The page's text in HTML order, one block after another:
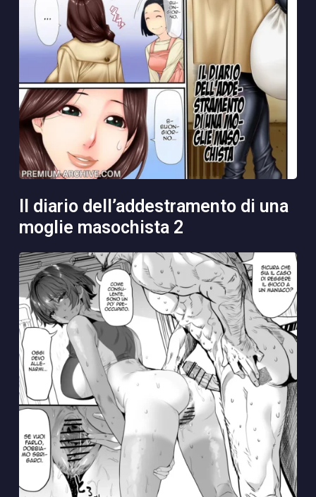
moglie masochista 2